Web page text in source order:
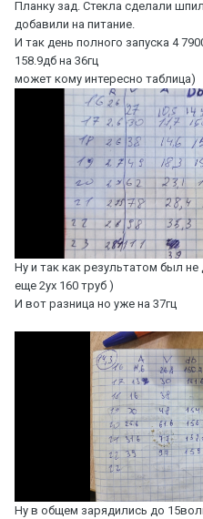
Планку зад. Стекла сделали
добавили на питание.
И так день полного запуска 4
158.9дб на 36гц
может кому интересно таблица)
Ну и так как результатом был
еще 2ух 160 труб )
И вот разница но уже на 37гц
Ну в общем зарядились до